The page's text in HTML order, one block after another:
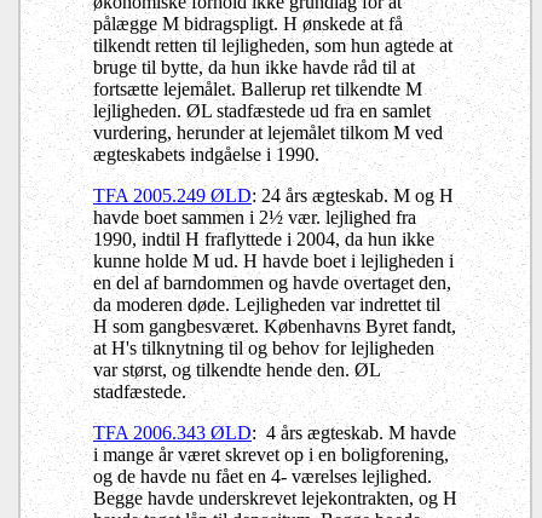
pålægge M bidragspligt. H ønskede at få
tilkendt retten til lejligheden, som hun agtede at
bruge til bytte, da hun ikke havde råd til at
fortsætte lejemålet. Ballerup ret tilkendte M
lejligheden. ØL stadfæstede ud fra en samlet
vurdering, herunder at lejemålet tilkom M ved
ægteskabets indgåelse i 1990.
TFA 2005.249 ØLD: 24 års ægteskab. M og H
havde boet sammen i 2½ vær. lejlighed fra
1990, indtil H fraflyttede i 2004, da hun ikke
kunne holde M ud. H havde boet i lejligheden i
en del af barndommen og havde overtaget den,
da moderen døde. Lejligheden var indrettet til
H som gangbesværet. Københavns Byret fandt,
at H's tilknytning til og behov for lejligheden
var størst, og tilkendte hende den. ØL
stadfæstede.
TFA 2006.343 ØLD: 4 års ægteskab. M havde
i mange år været skrevet op i en boligforening,
og de havde nu fået en 4- værelses lejlighed.
Begge havde underskrevet lejekontrakten, og H